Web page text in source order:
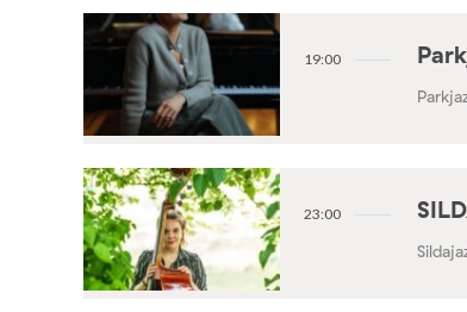
19:00
23:00